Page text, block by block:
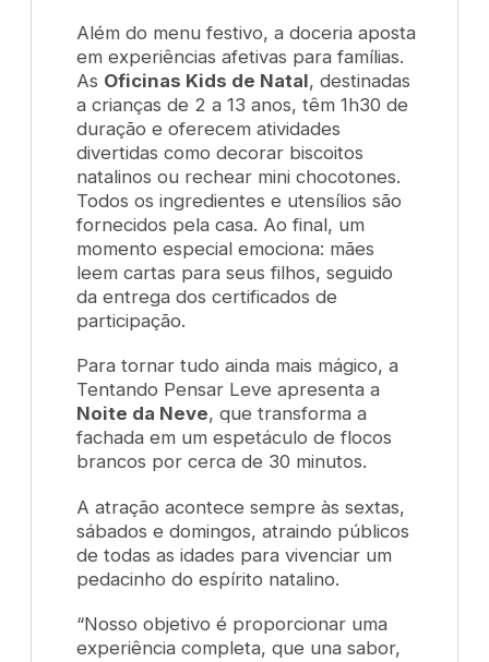
Além do menu festivo, a doceria aposta
em experiências afetivas para famílias.
As Oficinas Kids de Natal, destinadas
a crianças de 2 a 13 anos, têm 1h30 de
duração e oferecem atividades
divertidas como decorar biscoitos
natalinos ou rechear mini chocotones.
Todos os ingredientes e utensílios são
fornecidos pela casa. Ao final, um
momento especial emociona: mães
leem cartas para seus filhos, seguido
da entrega dos certificados de
participação.
Para tornar tudo ainda mais mágico, a
Tentando Pensar Leve apresenta a
Noite da Neve, que transforma a
fachada em um espetáculo de flocos
brancos por cerca de 30 minutos.
A atração acontece sempre às sextas,
sábados e domingos, atraindo públicos
de todas as idades para vivenciar um
pedacinho do espírito natalino.
“Nosso objetivo é proporcionar uma
experiência completa, que una sabor,